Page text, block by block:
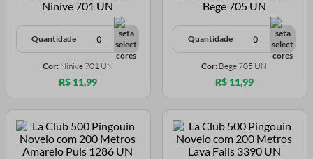
Quantidade
Cor: Ninive 701 UN
R$ 11,99
Quantidade
Cor: Bege 705 UN
R$ 11,99